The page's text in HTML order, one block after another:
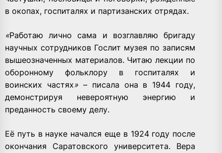
в окопах, госпиталях и партизанских отрядах.
«Работаю лично сама и возглавляю бригаду
научных сотрудников Гослит музея по записям
вышеозначенных материалов. Читаю лекции по
оборонному фольклору в госпиталях и
воинских частях»– писала она в 1944 году,
демонстрируя невероятную энергию и
преданность своему делу.
Её путь в науке начался еще в 1924 году после
окончания Саратовского университета. Вера